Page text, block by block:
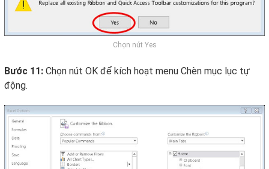
Chọn nút Yes
Bước 11: Chọn nút OK để kích hoạt menu Chèn mục lục tự
động.